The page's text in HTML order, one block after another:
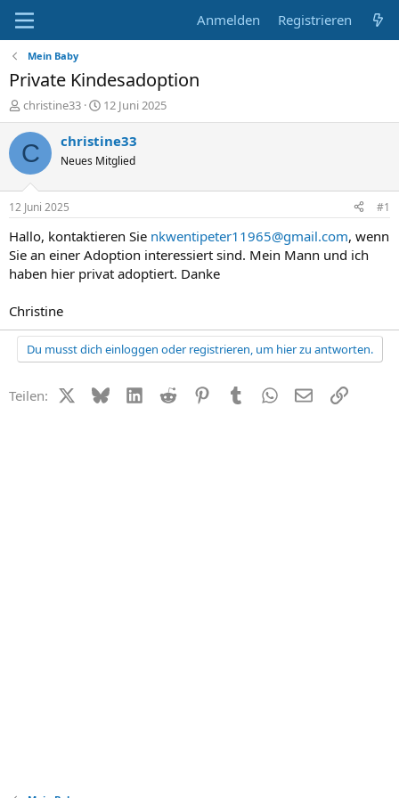
Anmelden Registrieren
Mein Baby
Private Kindesadoption
E
r
s
t
e
r
christine33
E
r
s
t
e
t
a
12 Juni 2025
C christine33
Neues Mitglied
12 Juni 2025 #1
Hallo, kontaktieren Sie nkwentipeter11965@gmail.com, wenn
Sie an einer Adoption interessiert sind. Mein Mann und ich
haben hier privat adoptiert. Danke
Christine
Du musst dich einloggen oder registrieren, um hier zu antworten.
Teilen: X (Twitter)
BlueskyLinkedIn
Reddit PinterestTumblr WhatsApp
E-MailLink